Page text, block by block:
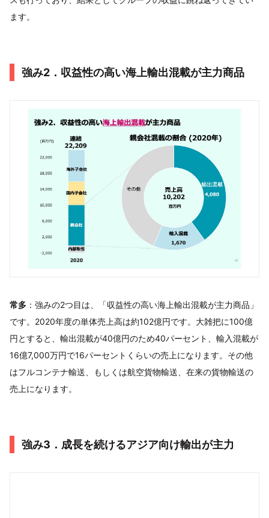
ます。
強み2．収益性の高い海上輸出混載が主力商品
常多 ：強みの2つ目は、「収益性の高い海上輸出混載が主力商品」
です。2020年度の単体売上高は約102億円です。大雑把に100億
円とすると、輸出混載が40億円のため40パーセント、輸入混載が
16億7,000万円で16パーセントくらいの売上になります。その他
はフルコンテナ輸送、もしくは航空貨物輸送、在来の貨物輸送の
売上になります。
強み3．成⾧を続けるアジア向け輸出が主力